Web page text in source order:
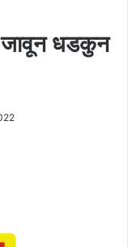
जावून धडकुन